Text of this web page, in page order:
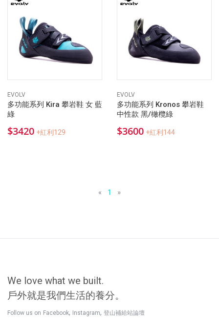
EVOLV
多功能系列 Kira 攀岩鞋 女 藍
綠
$3420 +紅利129
EVOLV
多功能系列 Kronos 攀岩鞋
中性款 黑/橄欖綠
$3600 +紅利144
« 1 »
We love what we built.
戶外就是我們生活的養分。
Follow us on Facebook, Instagram, 登山補給站論壇